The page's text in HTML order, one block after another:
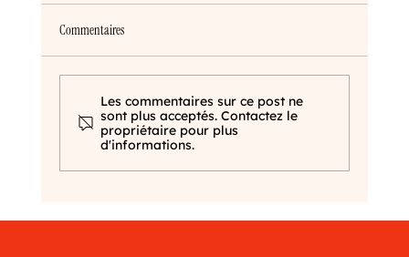
Un site web pour votre entreprise
Commentaires
Les commentaires sur ce post ne
sont plus acceptés. Contactez le
propriétaire pour plus
d'informations.